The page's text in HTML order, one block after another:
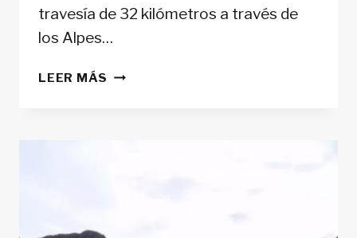
travesía de 32 kilómetros a través de
los Alpes…
LEER MÁS SENDERO